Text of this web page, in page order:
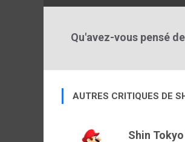
Qu'avez-vous pensé
AUTRES CRITIQUES DE
Shin